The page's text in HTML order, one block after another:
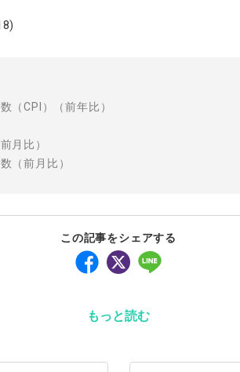
CPI）（前年比）
月比）
（前月比）
この記事をシェアする
もっと読む